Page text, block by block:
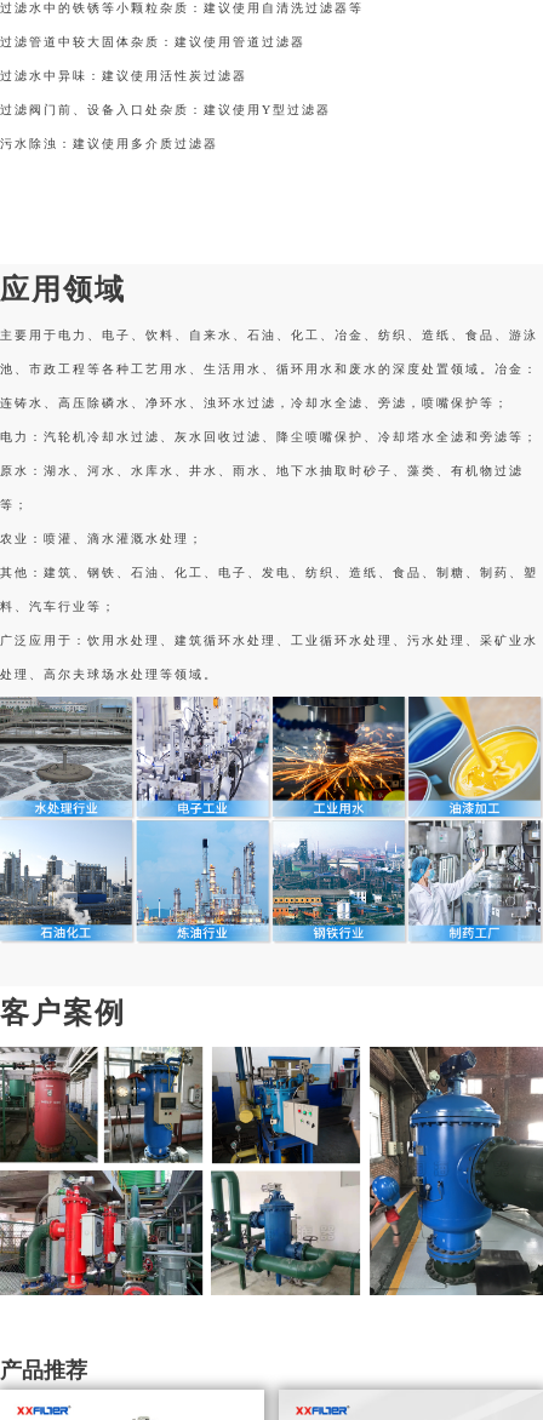
过滤水中的铁锈等小颗粒杂质：建议使用自清洗过滤器等
过滤管道中较大固体杂质：建议使用管道过滤器
过滤水中异味：建议使用活性炭过滤器
过滤阀门前、设备入口处杂质：建议使用Y型过滤器
污水除浊：建议使用多介质过滤器
应用领域
主要用于电力、电子、饮料、自来水、石油、化工、冶金、纺织、造纸、食品、游泳
池、市政工程等各种工艺用水、生活用水、循环用水和废水的深度处置领域。冶金：
连铸水、高压除磷水、净环水、浊环水过滤，冷却水全滤、旁滤，喷嘴保护等；
电力：汽轮机冷却水过滤、灰水回收过滤、降尘喷嘴保护、冷却塔水全滤和旁滤等；
原水：湖水、河水、水库水、井水、雨水、地下水抽取时砂子、藻类、有机物过滤
等；
农业：喷灌、滴水灌溉水处理；
其他：建筑、钢铁、石油、化工、电子、发电、纺织、造纸、食品、制糖、制药、塑
料、汽车行业等；
广泛应用于：饮用水处理、建筑循环水处理、工业循环水处理、污水处理、采矿业水
处理、高尔夫球场水处理等领域。
客户案例
产品推荐